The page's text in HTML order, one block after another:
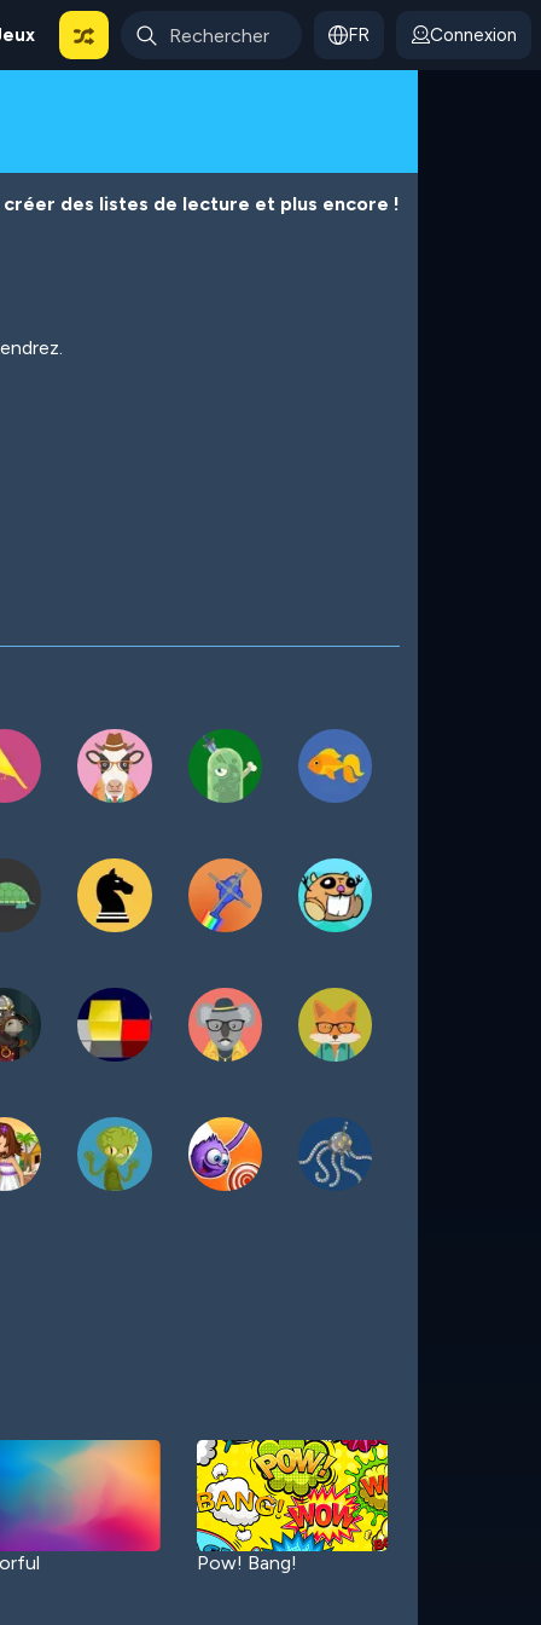
FR Connexion
des listes de lecture et plus encore !
Pow! Bang!